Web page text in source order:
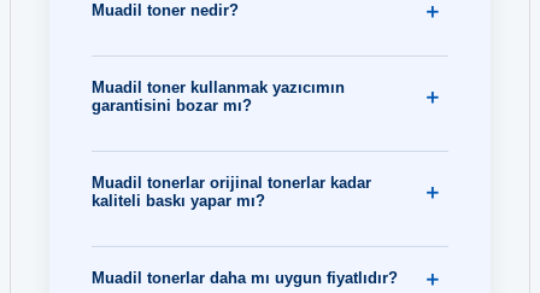
Muadil toner nedir?
Muadil toner kullanmak yazıcımın
garantisini bozar mı?
Muadil tonerlar orijinal tonerlar kadar
kaliteli baskı yapar mı?
Muadil tonerlar daha mı uygun fiyatlıdır?